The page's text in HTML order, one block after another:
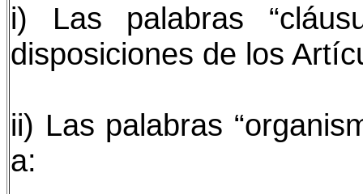
i) Las palabras
disposiciones de los
ii) Las palabras
a: